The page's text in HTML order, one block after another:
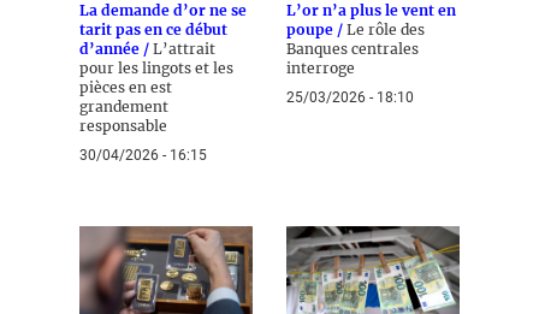
La demande d’or ne se
tarit pas en ce début
d’année / L’attrait
pour les lingots et les
pièces en est
grandement
responsable
30/04/2026 - 16:15
L’or n’a plus le vent en
poupe / Le rôle des
Banques centrales
interroge
25/03/2026 - 18:10